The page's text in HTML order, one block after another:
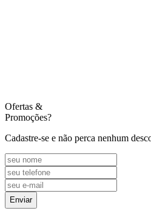
Ofertas &
Promoções?
Cadastre-se e não perca nenhum
Enviar